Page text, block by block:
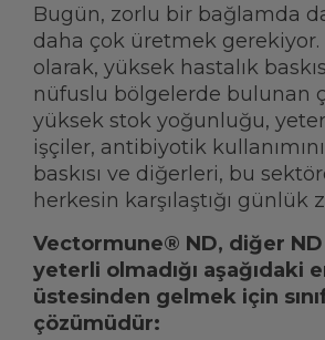
Bugün, zorlu bir bağlamda
daha çok üretmek gerekiyor.
olarak, yüksek hastalık
nüfuslu bölgelerde bulunan
yüksek stok yoğunluğu,
işçiler, antibiyotik
baskısı ve diğerleri, bu
herkesin karşılaştığı günlük
Vectormune® ND, diğer ND
yeterli olmadığı aşağıdaki
üstesinden gelmek için
çözümüdür: